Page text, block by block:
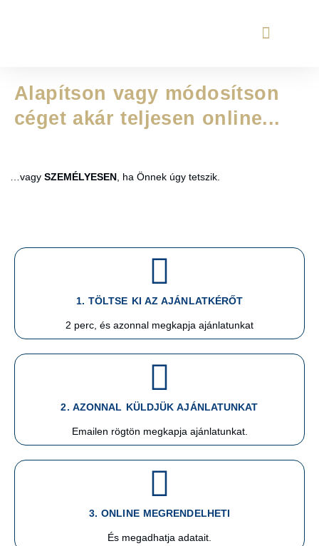
Alapítson vagy módosítson
céget akár teljesen online...
…vagy SZEMÉLYESEN , ha Önnek úgy tetszik.
1. TÖLTSE KI AZ AJÁNLATKÉRŐT
2 perc, és azonnal megkapja ajánlatunkat
2. AZONNAL KÜLDJÜK AJÁNLATUNKAT
Emailen rögtön megkapja ajánlatunkat.
3. ONLINE MEGRENDELHETI
És megadhatja adatait.